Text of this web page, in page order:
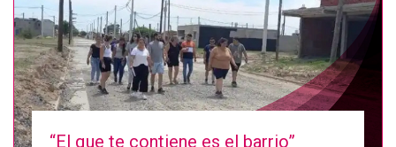
“El que te contiene es el barrio”